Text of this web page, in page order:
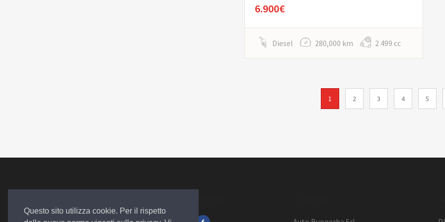
Questo sito utilizza cookie. Per il rispetto
6.900€
Diesel 280,000 km 2 499 cc
1 2 3 4 5